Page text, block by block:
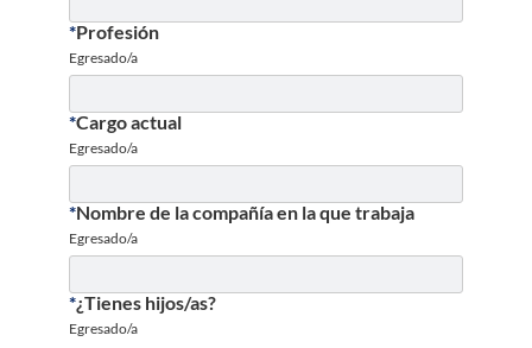
Profesión
*
Egresado/a
Cargo actual
*
Egresado/a
Nombre de la compañía en la que trabaja
*
Egresado/a
¿Tienes hijos/as?
*
Egresado/a